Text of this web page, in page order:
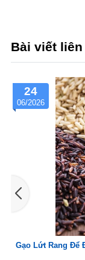
Bài viết liên
24
06/2026
Gạo Lứt Rang Để